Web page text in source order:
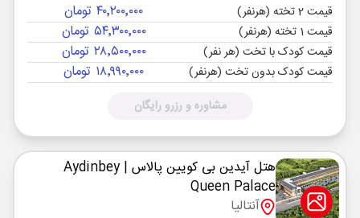
قیمت 2 تخته (هرنفر) ۴۰٬۲۰۰٬۰۰۰ تومان
قیمت 1 تخته (هرنفر) ۵۴٬۳۰۰٬۰۰۰ تومان
قیمت کودک با تخت (هر نفر) ۲۸٬۵۰۰٬۰۰۰ تومان
قیمت کودک بدون تخت (هرنفر) ۱۸٬۹۹۰٬۰۰۰ تومان
مشاوره و رزرو رایگان
هتل آیدین بی کویین پالاس | Aydinbey
Queen Palace
آنتالیا